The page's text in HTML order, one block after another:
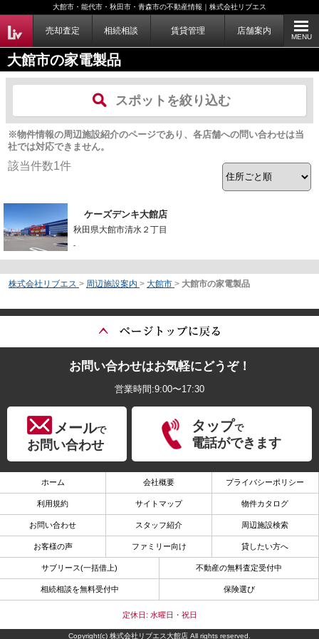
大館市・能代市・秋田市・青森市の不動産情報｜株式会社リブエス
売却査定 相続相談 賃貸管理 店舗案内
MENU
大館市の家電製品
スポットを絞り込む
※物件情報の周辺施設紹介のページであり、各店舗への問い合わせは当
社では対応できません。
該当件数1件
ケーズデンキ大館店
秋田県大館市清水２丁目
-
株式会社リブエス > 周辺施設案内 > 大館市 > 大館市の家電製品
お問い合わせはお気軽にどうぞ！
営業時間:9:00〜17:30
メールで
お問い合わせ
タップで
電話ができます
ホーム 会社概要 プライバシーポリシー
利用規約 サイトマップ 物件カタログ
お問い合わせ スタッフ紹介 周辺施設検索
お客様の声 ファミリー向け 貸したい方へ
サブリース(一括借上) 不動産の無料査定受付中
相続相談を無料受付中 保険選び
定休日: 水曜日・祝日
Copyright(c) 株式会社リブエス大館店 All rights reserved.